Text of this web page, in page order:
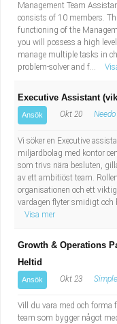
Management Team
consists of 10 members.
functioning of the
you will possess a high
manage multiple tasks in
problem-solver and f...
Executive Assistant
Ansök Okt 20
Vi söker en Executive
miljardbolag med kontor
som trivs nära besluten,
av ett ambitiöst team.
organisationen och ett
vardagen flyter smidigt
Visa mer
Growth & Operations
Heltid
Ansök Okt 23
Vill du vara med och forma
team som bygger något